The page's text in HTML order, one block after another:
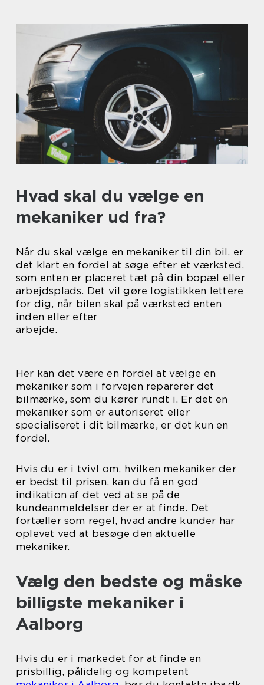
Hvad skal du vælge en
mekaniker ud fra?
Når du skal vælge en mekaniker til din bil, er
det klart en fordel at søge efter et værksted,
som enten er placeret tæt på din bopæl eller
arbejdsplads. Det vil gøre logistikken lettere
for dig, når bilen skal på værksted enten
inden eller efter
arbejde.
Her kan det være en fordel at vælge en
mekaniker som i forvejen reparerer det
bilmærke, som du kører rundt i. Er det en
mekaniker som er autoriseret eller
specialiseret i dit bilmærke, er det kun en
fordel.
Hvis du er i tvivl om, hvilken mekaniker der
er bedst til prisen, kan du få en god
indikation af det ved at se på de
kundeanmeldelser der er at finde. Det
fortæller som regel, hvad andre kunder har
oplevet ved at besøge den aktuelle
mekaniker.
Vælg den bedste og måske
billigste mekaniker i
Aalborg
Hvis du er i markedet for at finde en
prisbillig, pålidelig og kompetent